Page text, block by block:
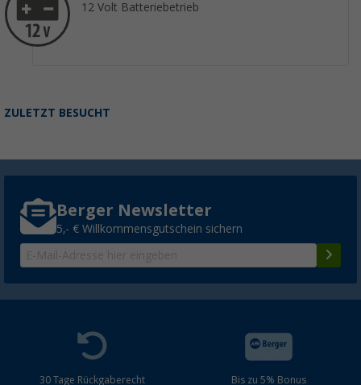
12 Volt Batteriebetrieb
ZULETZT BESUCHT
Berger Newsletter
5,- € Willkommensgutschein sichern
30 Tage Rückgaberecht
Bis zu 5% Bonus